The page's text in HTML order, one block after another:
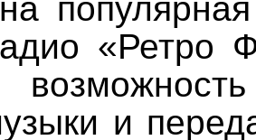
«Ретро
и